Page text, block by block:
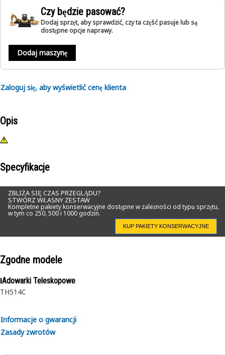
Czy będzie pasować?
Dodaj sprzęt, aby sprawdzić, czy ta część pasuje lub są
dostępne opcje naprawy.
Dodaj maszynę
Zaloguj się, aby wyświetlić cenę klienta
Opis
Specyfikacje
ZBLIŻA SIĘ CZAS PRZEGLĄDU?
STWÓRZ WŁASNY ZESTAW
Kompletne pakiety konserwacyjne dostępne w zależności od typu sprzętu,
w tym co 250, 500 i 1000 godzin.
KUP PAKIETY KONSERWACYJNE
Zgodne modele
łAdowarki Teleskopowe
TH514C
Informacje o gwarancji
Zasady zwrotów